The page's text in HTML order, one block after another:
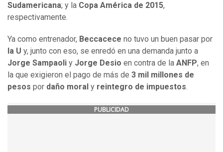
Sudamericana; y la Copa América de 2015,
respectivamente.
Ya como entrenador, Beccacece no tuvo un buen pasar por
la U y, junto con eso, se enredó en una demanda junto a
Jorge Sampaoli y Jorge Desio en contra de la ANFP, en
la que exigieron el pago de más de 3 mil millones de
pesos por daño moral y reintegro de impuestos.
PUBLICIDAD